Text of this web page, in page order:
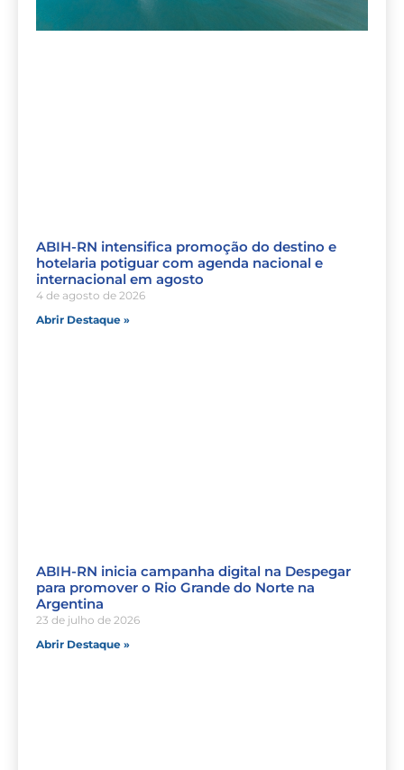
ABIH-RN intensifica promoção do destino e
hotelaria potiguar com agenda nacional e
internacional em agosto
4 de agosto de 2026
Abrir Destaque »
ABIH-RN inicia campanha digital na Despegar
para promover o Rio Grande do Norte na
Argentina
23 de julho de 2026
Abrir Destaque »